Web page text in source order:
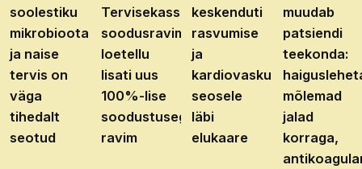
soolestiku
mikrobioota
ja naise
tervis on
väga
tihedalt
seotud
Tervisekassa
soodusravimite
loetellu
lisati uus
100%-lise
soodustusega
ravim
keskenduti
rasvumise
ja
kardiovaskulaarhaiguste
seosele
läbi
elukaare
muudab
patsiendi
teekonda:
mõlemad
jalad
korraga,